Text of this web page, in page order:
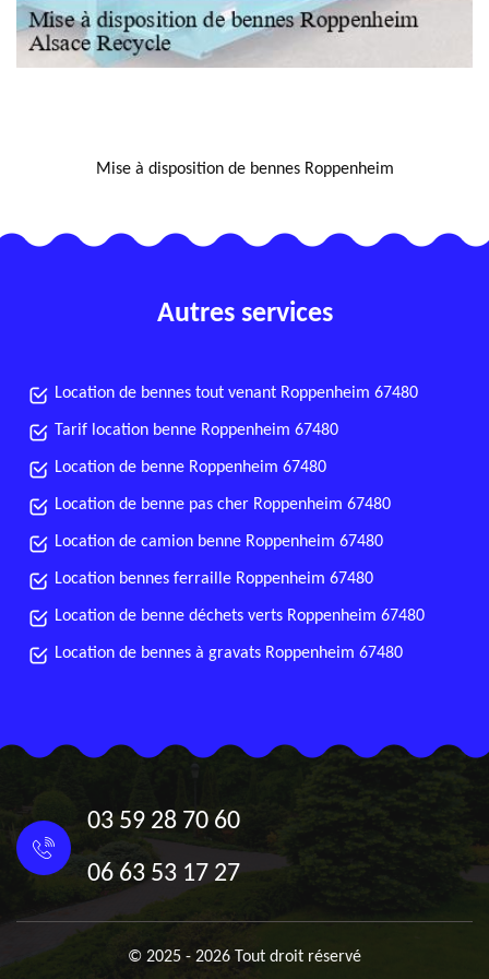
Mise à disposition de bennes Roppenheim
Autres services
Location de bennes tout venant Roppenheim 67480
Tarif location benne Roppenheim 67480
Location de benne Roppenheim 67480
Location de benne pas cher Roppenheim 67480
Location de camion benne Roppenheim 67480
Location bennes ferraille Roppenheim 67480
Location de benne déchets verts Roppenheim 67480
Location de bennes à gravats Roppenheim 67480
03 59 28 70 60
06 63 53 17 27
© 2025 - 2026 Tout droit réservé